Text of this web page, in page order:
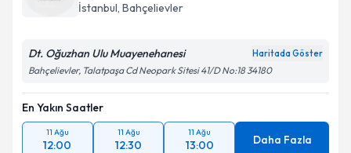
İstanbul, Bahçelievler
Dt. Oğuzhan Ulu Muayenehanesi Haritada Göster
Bahçelievler, Talatpaşa Cd Neopark Sitesi 41/D No:18 34180
En Yakın Saatler
11 Ağu
12:00
11 Ağu
12:30
11 Ağu
13:00 Daha Fazla